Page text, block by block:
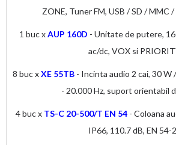
ZONE, Tuner FM, USB / SD / MMC
1 buc xAUP 160D - Unitate de putere,
ac/dc, VOX si
8 buc xXE 55TB- Incinta audio 2 cai, 30 W
- 20.000 Hz, suport orientabil
4 buc x TS-C 20-500/T EN 54 - Coloana
IP66, 110.7 dB, EN 54-